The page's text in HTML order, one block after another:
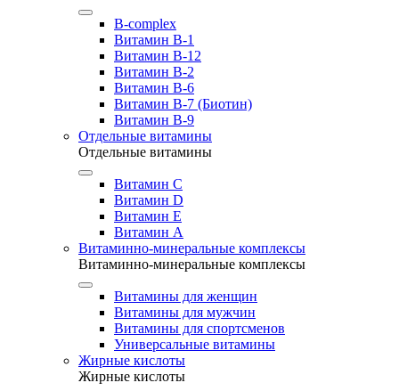
B-complex
Витамин B-1
Витамин B-12
Витамин B-2
Витамин B-6
Витамин B-7 (Биотин)
Витамин B-9
Отдельные витамины
Отдельные витамины
Витамин C
Витамин D
Витамин E
Витамин А
Витаминно-минеральные комплексы
Витаминно-минеральные комплексы
Витамины для женщин
Витамины для мужчин
Витамины для спортсменов
Универсальные витамины
Жирные кислоты
Жирные кислоты